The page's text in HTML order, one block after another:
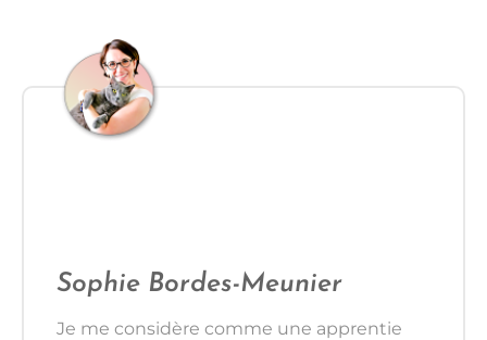
Sophie Bordes-Meunier
Je me considère comme une apprentie